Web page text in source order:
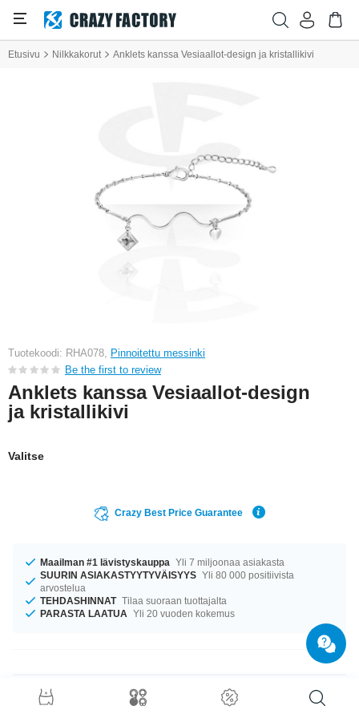
Etusivu Nilkkakorut Anklets kanssa Vesiaallot-design ja kristallikivi
Tuotekoodi: RHA078, Pinnoitettu messinki
Be the first to review
Anklets kanssa Vesiaallot-design
ja kristallikivi
Valitse
Crazy Best Price Guarantee
Maailman #1 lävistyskauppa Yli 7 miljoonaa asiakasta
SUURIN ASIAKASTYYTYVÄISYYS Yli 80 000 positiivista
arvostelua
TEHDASHINNAT Tilaa suoraan tuottajalta
PARASTA LAATUA Yli 20 vuoden kokemus
Tuotetiedot